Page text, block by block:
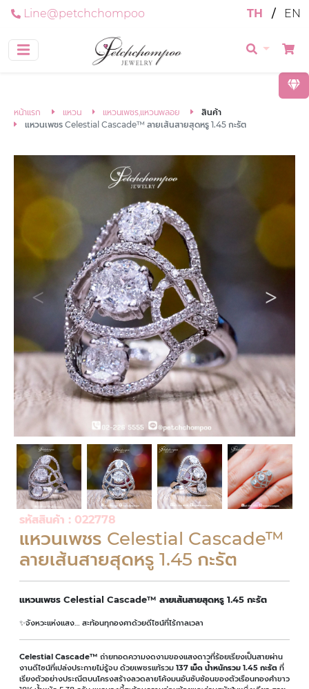
Line@petchchompoo TH / EN
หน้าแรก แหวน แหวนเพชร,แหวนพลอย
สินค้า
แหวนเพชร Celestial Cascade™ ลายเส้นสายสุดหรู 1.45 กะรัต
รหัสสินค้า : 022778
แหวนเพชร Celestial Cascade™
ลายเส้นสายสุดหรู 1.45 กะรัต
แหวนเพชร Celestial Cascade™ ลายเส้นสายสุดหรู 1.45 กะรัต
✨จังหวะแห่งแสง… สะท้อนทุกองศาด้วยดีไซน์ที่ไร้กาลเวลา
Celestial Cascade™ ถ่ายทอดความงดงามของแสงดาวที่ร้อยเรียงเป็นสายผ่าน
งานดีไซน์ที่เปล่งประกายไม่รู้จบ ด้วยเพชรแท้รวม 137 เม็ด น้ำหนักรวม 1.45 กะรัต ที่
เรียงตัวอย่างประณีตบนโครงสร้างลวดลายโค้งมนอันซับซ้อนของตัวเรือนทองคำขาว